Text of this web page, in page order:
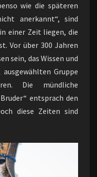
wie die späteren
anerkannt“, sind
einer Zeit liegen, die
Vor über 300 Jahren
sein, das Wissen und
Gruppe
Die mündliche
entsprach den
diese Zeiten sind